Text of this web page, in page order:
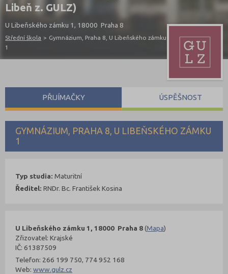
Libeň z. GULZ)
U Libeňského zámku 1, 18000 Praha 8
Střední škola > Gymnázium, Praha 8, U Libeňského zámku
1
GYMNÁZIUM, PRAHA 8, U LIBEŇSKÉHO ZÁMKU
1
U Libeňského zámku 1, 18000 Praha 8(Mapa)
Zřizovatel: Krajské
IČ: 61387509
Telefon: 266 199 750, 774 952 168
Web:www.gulz.cz
Typ studia: Maturitní
Ředitel: RNDr. Bc. František Kosina
PŘIJÍMAČKY ÚSPĚŠNOST